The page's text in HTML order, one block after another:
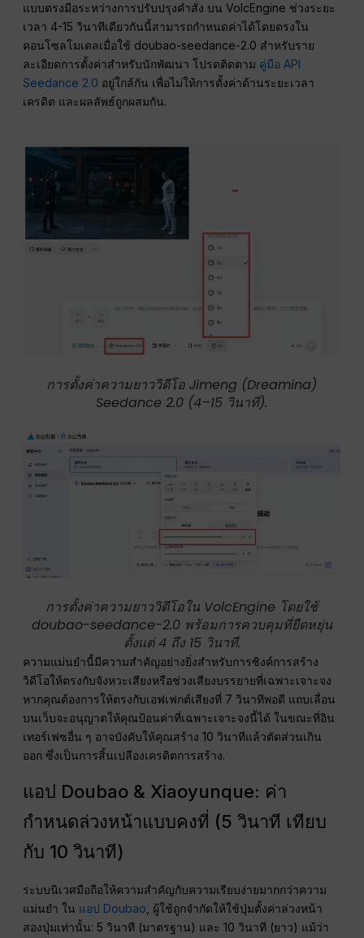
แบบตรงมือระหว่างการปรับปรุงคำสั่ง บน VolcEngine ช่วงระยะ
เวลา 4-15 วินาทีเดียวกันนี้สามารถกำหนดค่าได้โดยตรงใน
คอนโซลโมเดลเมื่อใช้ doubao-seedance-2.0 สำหรับราย
ละเอียดการตั้งค่าสำหรับนักพัฒนา โปรดติดตาม คู่มือ API
Seedance 2.0 อยู่ใกล้กัน เพื่อไม่ให้การตั้งค่าด้านระยะเวลา
เครดิต และผลลัพธ์ถูกผสมกัน.
การตั้งค่าความยาววิดีโอ Jimeng (Dreamina)
Seedance 2.0 (4–15 วินาที).
การตั้งค่าความยาววิดีโอใน VolcEngine โดยใช้
doubao-seedance-2.0 พร้อมการควบคุมที่ยืดหยุ่น
ตั้งแต่ 4 ถึง 15 วินาที.
ความแม่นยำนี้มีความสำคัญอย่างยิ่งสำหรับการซิงค์การสร้าง
วิดีโอให้ตรงกับจังหวะเสียงหรือช่วงเสียงบรรยายที่เฉพาะเจาะจง
หากคุณต้องการให้ตรงกับเอฟเฟกต์เสียงที่ 7 วินาทีพอดี แถบเลื่อน
บนเว็บจะอนุญาตให้คุณป้อนค่าที่เฉพาะเจาะจงนี้ได้ ในขณะที่อิน
เทอร์เฟซอื่น ๆ อาจบังคับให้คุณสร้าง 10 วินาทีแล้วตัดส่วนเกิน
ออก ซึ่งเป็นการสิ้นเปลืองเครดิตการสร้าง.
แอป Doubao & Xiaoyunque: ค่า
กำหนดล่วงหน้าแบบคงที่ (5 วินาที เทียบ
กับ 10 วินาที)
ระบบนิเวศมือถือให้ความสำคัญกับความเรียบง่ายมากกว่าความ
แม่นยำ ใน แอป Doubao , ผู้ใช้ถูกจำกัดให้ใช้ปุ่มตั้งค่าล่วงหน้า
สองปุ่มเท่านั้น: 5 วินาที (มาตรฐาน) และ 10 วินาที (ยาว) แม้ว่า